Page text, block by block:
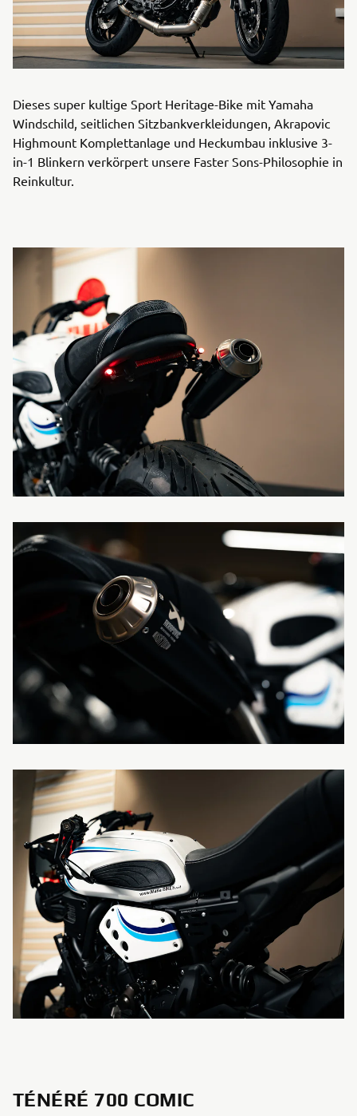
Dieses super kultige Sport Heritage-Bike mit Yamaha
Windschild, seitlichen Sitzbankverkleidungen, Akrapovic
Highmount Komplettanlage und Heckumbau inklusive 3-
in-1 Blinkern verkörpert unsere Faster Sons-Philosophie in
Reinkultur.
TÉNÉRÉ 700 COMIC